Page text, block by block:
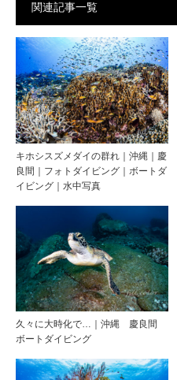
関連記事一覧
キホシスズメダイの群れ｜沖縄｜慶
良間｜フォトダイビング｜ボートダ
イビング｜水中写真
久々に大時化で…｜沖縄 慶良間
ボートダイビング